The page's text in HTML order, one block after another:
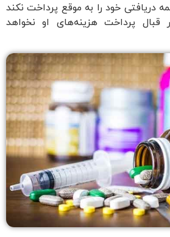
دریافتی خود را به موقع پرداخت نکند
قبال پرداخت هزینه‌های او نخواهد